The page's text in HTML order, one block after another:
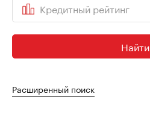
Кредитный рейтинг
Найти
Расширенный поиск